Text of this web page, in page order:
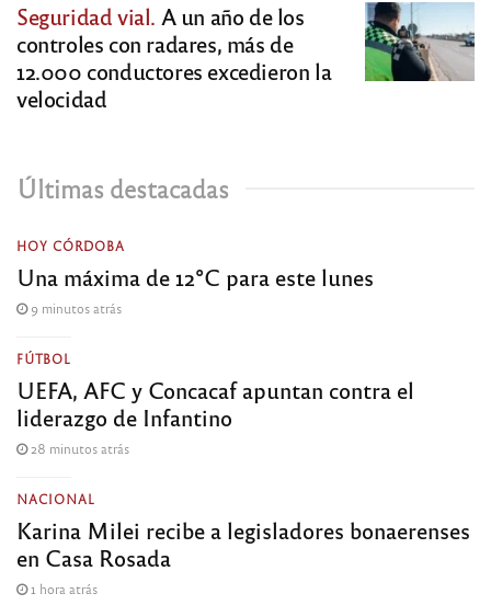
Seguridad vial. A un año de los
controles con radares, más de
12.000 conductores excedieron la
velocidad
Últimas destacadas
HOY CÓRDOBA
Una máxima de 12°C para este lunes
9 minutos atrás
FÚTBOL
UEFA, AFC y Concacaf apuntan contra el
liderazgo de Infantino
28 minutos atrás
NACIONAL
Karina Milei recibe a legisladores bonaerenses
en Casa Rosada
1 hora atrás